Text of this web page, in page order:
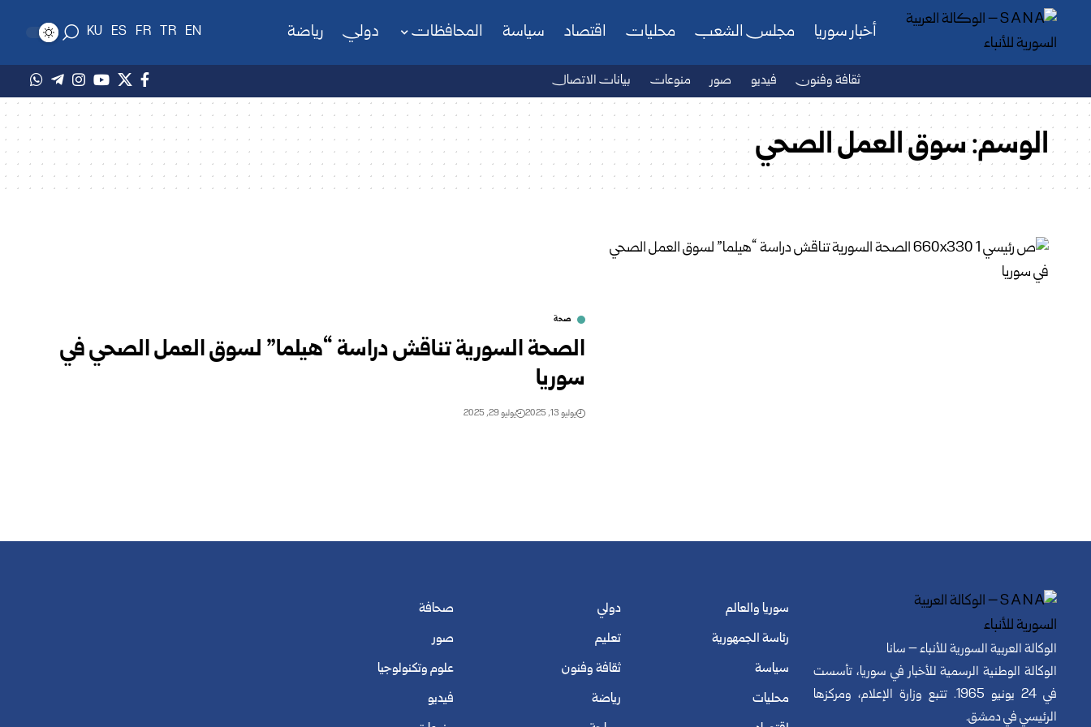
أخبار سوريا مجلس الشعب محليات اقتصاد سياسة المحافظات دولي رياضة EN
TR
FR
ES
KU
ثقافة وفنون فيديو صور منوعات بيانات الاتصال
الوسم:سوق العمل الصحي
صحة
الصحة السورية تناقش دراسة “هيلما” لسوق العمل الصحي في
سوريا
يوليو 13, 2025 يوليو 29, 2025
الوكالة العربية السورية للأنباء – سانا
الوكالة الوطنية الرسمية للأخبار في سوريا، تأسست
في 24 يونيو 1965. تتبع وزارة الإعلام، ومركزها
الرئيسي في دمشق.
سوريا والعالم
رئاسة الجمهورية
سياسة
محليات
دولي
تعليم
ثقافة وفنون
رياضة
صحافة
صور
علوم وتكنولوجيا
فيديو